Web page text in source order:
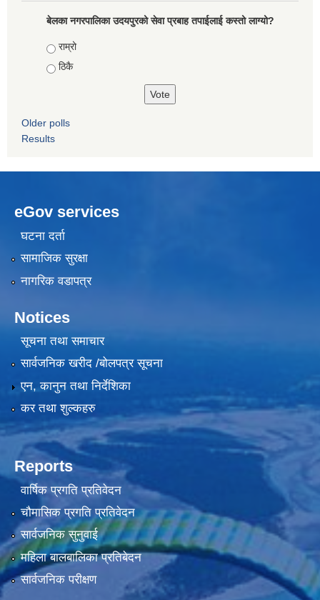
बेलका नगरपालिका उदयपुरको सेवा प्रबाह तपाईलाई कस्तो लाग्यो?
Choices
राम्रो
ठिकै
Older polls
Results
eGov services
घटना दर्ता
सामाजिक सुरक्षा
नागरिक वडापत्र
Notices
सूचना तथा समाचार
सार्वजनिक खरीद /बोलपत्र सूचना
एन, कानुन तथा निर्देशिका
कर तथा शुल्कहरु
Reports
वार्षिक प्रगति प्रतिवेदन
चौमासिक प्रगति प्रतिवेदन
सार्वजनिक सुनुवाई
महिला बालबालिका प्रतिबेदन
सार्वजनिक परीक्षण